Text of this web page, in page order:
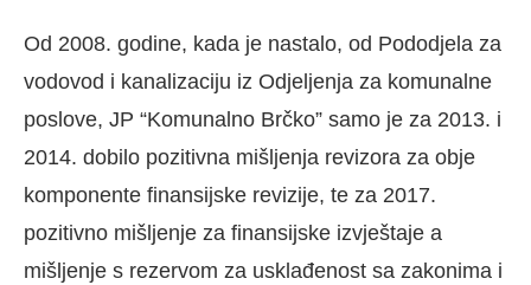
Od 2008. godine, kada je nastalo, od Pododjela za
vodovod i kanalizaciju iz Odjeljenja za komunalne
poslove, JP “Komunalno Brčko” samo je za 2013. i
2014. dobilo pozitivna mišljenja revizora za obje
komponente finansijske revizije, te za 2017.
pozitivno mišljenje za finansijske izvještaje a
mišljenje s rezervom za usklađenost sa zakonima i